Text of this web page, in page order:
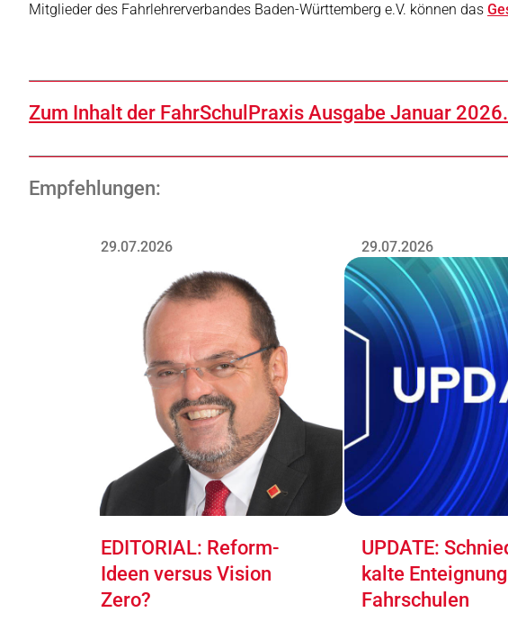
Mitglieder des Fahrlehrerverbandes Baden-Württemberg e.V. können das
Zum Inhalt der FahrSchulPraxis Ausgabe Januar
Empfehlungen:
29.07.2026
EDITORIAL: Reform-
Ideen versus Vision
Zero?
29.07.2026
UPDATE:
kalte
Fahrschulen